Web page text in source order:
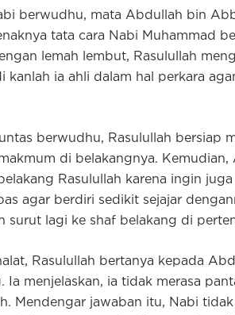
berwudhu, mata Abdullah bin
tata cara Nabi Muhammad
lemah lembut, Rasulullah
kanlah ia ahli dalam hal perkara
berwudhu, Rasulullah bersiap
di belakangnya.
Rasulullah karena ingin
agar berdiri sedikit sejajar
surut lagi ke shaf belakang di
Rasulullah bertanya kepada
Ia menjelaskan, ia tidak merasa
Mendengar jawaban itu, Nabi